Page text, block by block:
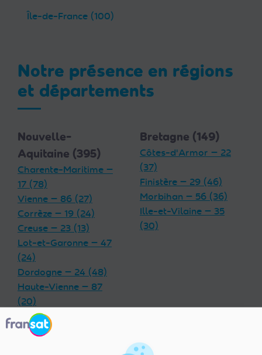
Île-de-France (100)
Notre présence en régions
et départements
Nouvelle-
Aquitaine (395)
Charente-Maritime —
17 (78)
Vienne — 86 (27)
Corrèze — 19 (24)
Creuse — 23 (13)
Lot-et-Garonne — 47
(24)
Dordogne — 24 (48)
Haute-Vienne — 87
(20)
Charente — 16 (32)
Landes — 40 (33)
Bretagne (149)
Côtes-d'Armor — 22
(37)
Finistère — 29 (46)
Morbihan — 56 (36)
Ille-et-Vilaine — 35
(30)